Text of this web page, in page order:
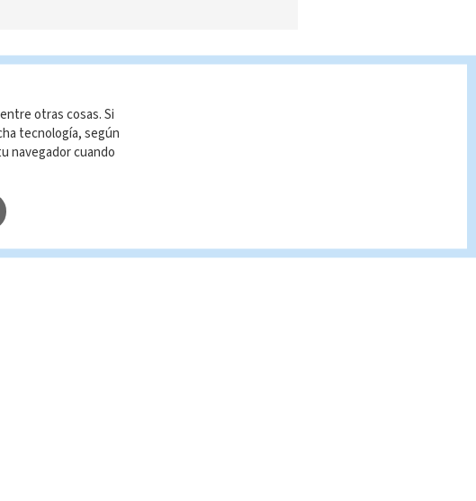
otras cosas. Si
tecnología, según
navegador cuando